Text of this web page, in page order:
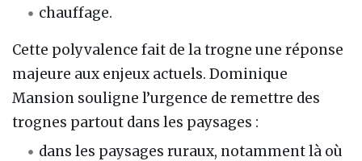
chauffage.
Cette polyvalence fait de la trogne une réponse
majeure aux enjeux actuels. Dominique
Mansion souligne l’urgence de remettre des
trognes partout dans les paysages :
dans les paysages ruraux, notamment là où